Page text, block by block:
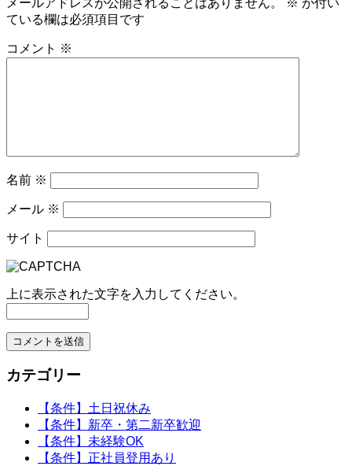
ている欄は必須項目です
コメント ※
名前 ※
メール ※
サイト
上に表示された文字を入力してください。
カテゴリー
【条件】土日祝休み
【条件】新卒・第二新卒歓迎
【条件】未経験OK
【条件】正社員登用あり